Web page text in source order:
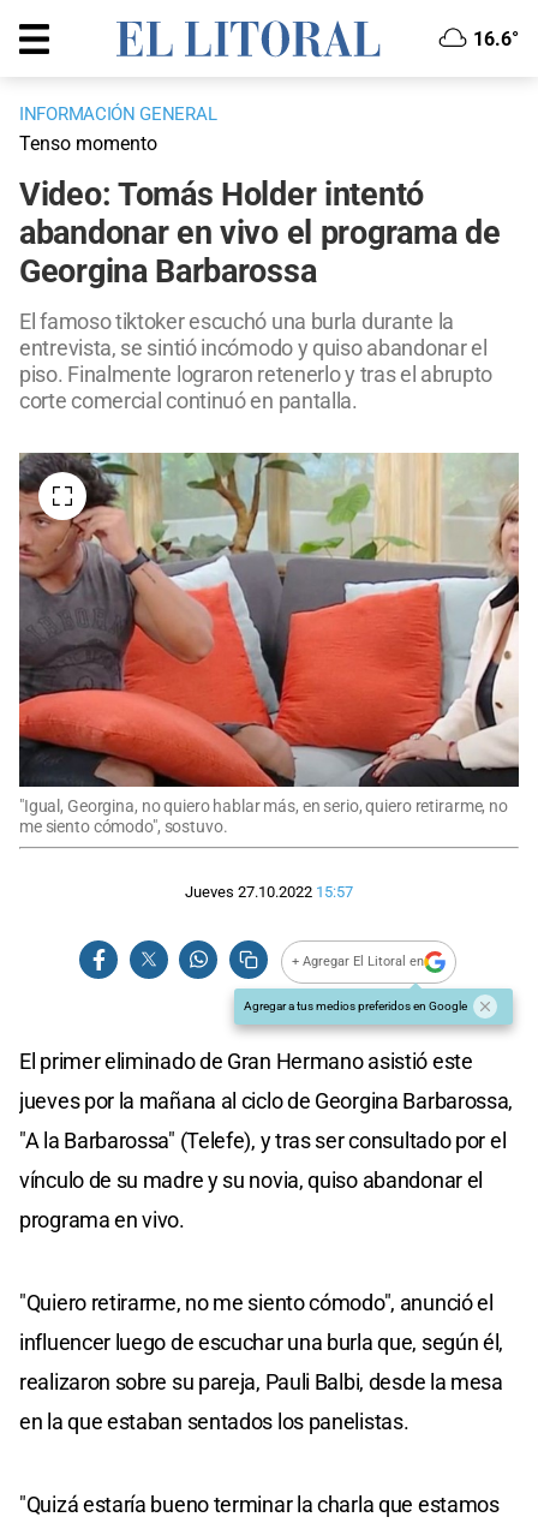
16.6°
INFORMACIÓN GENERAL
Tenso momento
Video: Tomás Holder intentó
abandonar en vivo el programa de
Georgina Barbarossa
El famoso tiktoker escuchó una burla durante la
entrevista, se sintió incómodo y quiso abandonar el
piso. Finalmente lograron retenerlo y tras el abrupto
corte comercial continuó en pantalla.
"Igual, Georgina, no quiero hablar más, en serio, quiero retirarme, no
me siento cómodo", sostuvo.
Jueves 27.10.2022 15:57
+ Agregar El Litoral en
Agregar a tus medios preferidos en Google
El primer eliminado de Gran Hermano asistió este
jueves por la mañana al ciclo de Georgina Barbarossa,
"A la Barbarossa" (Telefe), y tras ser consultado por el
vínculo de su madre y su novia, quiso abandonar el
programa en vivo.
"Quiero retirarme, no me siento cómodo", anunció el
influencer luego de escuchar una burla que, según él,
realizaron sobre su pareja, Pauli Balbi, desde la mesa
en la que estaban sentados los panelistas.
"Quizá estaría bueno terminar la charla que estamos